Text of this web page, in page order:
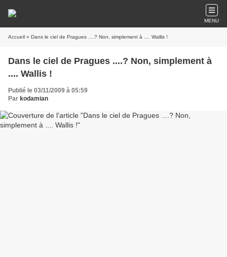
MENU
Accueil » Dans le ciel de Pragues ....? Non, simplement à .... Wallis !
Dans le ciel de Pragues ....? Non, simplement à
.... Wallis !
Publié le 03/11/2009 à 05:59
Par kodamian